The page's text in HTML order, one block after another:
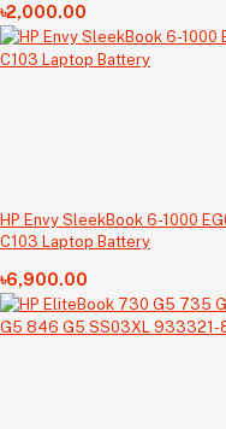
৳2,000.00
HP Envy SleekBook 6-1000
C103 Laptop Battery
৳6,900.00